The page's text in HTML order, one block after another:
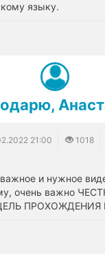
языку.
21:00 1018
и нужное
очень важно
ПРОХОЖДЕНИЯ